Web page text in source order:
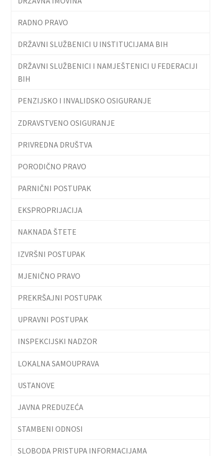
RADNO PRAVO
DRŽAVNI SLUŽBENICI U INSTITUCIJAMA BIH
DRŽAVNI SLUŽBENICI I NAMJEŠTENICI U FEDERACIJI
BIH
PENZIJSKO I INVALIDSKO OSIGURANJE
ZDRAVSTVENO OSIGURANJE
PRIVREDNA DRUŠTVA
PORODIČNO PRAVO
PARNIČNI POSTUPAK
EKSPROPRIJACIJA
NAKNADA ŠTETE
IZVRŠNI POSTUPAK
MJENIČNO PRAVO
PREKRŠAJNI POSTUPAK
UPRAVNI POSTUPAK
INSPEKCIJSKI NADZOR
LOKALNA SAMOUPRAVA
USTANOVE
JAVNA PREDUZEĆA
STAMBENI ODNOSI
SLOBODA PRISTUPA INFORMACIJAMA